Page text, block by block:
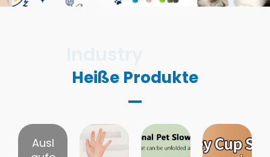
Heiße Produkte
Ausl